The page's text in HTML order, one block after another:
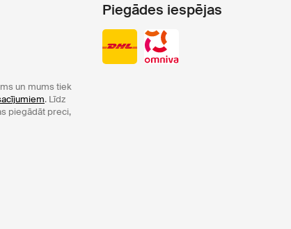
un mums tiek
. Līdz
piegādāt preci,
Piegādes iespējas